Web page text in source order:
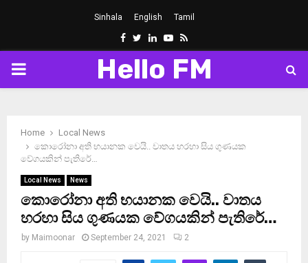
Sinhala English Tamil
Facebook
Twitter
LinkedinYoutube
Rss
PRIMARY
Hello FM
Home
Local News
කොරෝනා අති භයානක වෙයි.. වාතය හරහා සිය ගුණයක
වේගයකින් පැතිරේ…
Local News News
කොරෝනා අති භයානක වෙයි.. වාතය
හරහා සිය ගුණයක වේගයකින් පැතිරේ…
by Maimoonar September 24, 2021 2